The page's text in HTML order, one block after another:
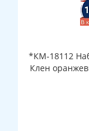
*КМ-18112
Клен